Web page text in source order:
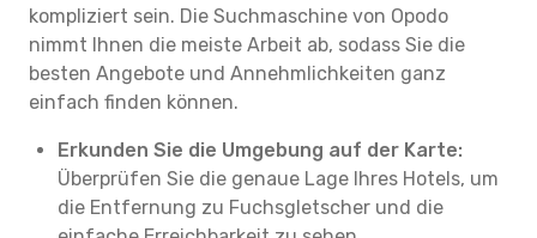
kompliziert sein. Die Suchmaschine von Opodo
nimmt Ihnen die meiste Arbeit ab, sodass Sie die
besten Angebote und Annehmlichkeiten ganz
einfach finden können.
Erkunden Sie die Umgebung auf der Karte:
Überprüfen Sie die genaue Lage Ihres Hotels, um
die Entfernung zu Fuchsgletscher und die